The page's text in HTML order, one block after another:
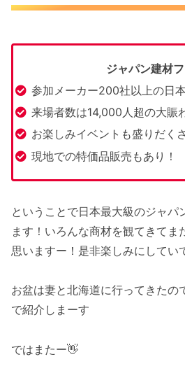
ジャパン建材
参加メーカー200社以上の日
来場者数は14,000人超の大賑
お楽しみイベントも盛りだく
現地での特価品販売もあり！
ということで日本最大級のジャパ
ます！いろんな商材を観てきてま
思いますー！是非楽しみにしてい
お盆は妻と北海道に行ってきたの
で紹介しまーす
ではまたー👋